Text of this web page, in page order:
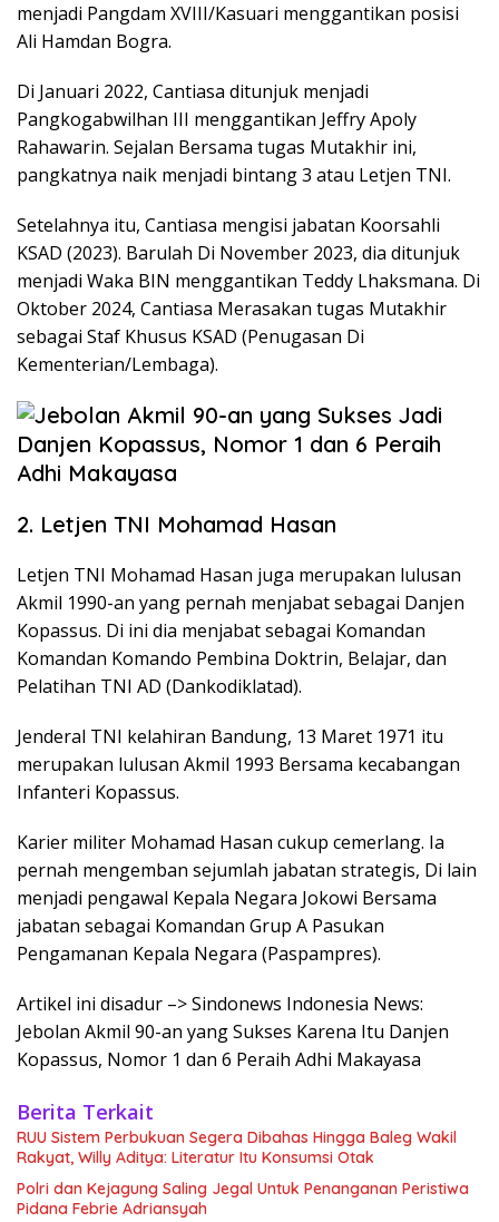
menjadi Pangdam XVIII/Kasuari menggantikan posisi
Ali Hamdan Bogra.
Di Januari 2022, Cantiasa ditunjuk menjadi
Pangkogabwilhan III menggantikan Jeffry Apoly
Rahawarin. Sejalan Bersama tugas Mutakhir ini,
pangkatnya naik menjadi bintang 3 atau Letjen TNI.
Setelahnya itu, Cantiasa mengisi jabatan Koorsahli
KSAD (2023). Barulah Di November 2023, dia ditunjuk
menjadi Waka BIN menggantikan Teddy Lhaksmana. Di
Oktober 2024, Cantiasa Merasakan tugas Mutakhir
sebagai Staf Khusus KSAD (Penugasan Di
Kementerian/Lembaga).
2. Letjen TNI Mohamad Hasan
Letjen TNI Mohamad Hasan juga merupakan lulusan
Akmil 1990-an yang pernah menjabat sebagai Danjen
Kopassus. Di ini dia menjabat sebagai Komandan
Komandan Komando Pembina Doktrin, Belajar, dan
Pelatihan TNI AD (Dankodiklatad).
Jenderal TNI kelahiran Bandung, 13 Maret 1971 itu
merupakan lulusan Akmil 1993 Bersama kecabangan
Infanteri Kopassus.
Karier militer Mohamad Hasan cukup cemerlang. Ia
pernah mengemban sejumlah jabatan strategis, Di lain
menjadi pengawal Kepala Negara Jokowi Bersama
jabatan sebagai Komandan Grup A Pasukan
Pengamanan Kepala Negara (Paspampres).
Artikel ini disadur –> Sindonews Indonesia News:
Jebolan Akmil 90-an yang Sukses Karena Itu Danjen
Kopassus, Nomor 1 dan 6 Peraih Adhi Makayasa
Berita Terkait
RUU Sistem Perbukuan Segera Dibahas Hingga Baleg Wakil
Rakyat, Willy Aditya: Literatur Itu Konsumsi Otak
Polri dan Kejagung Saling Jegal Untuk Penanganan Peristiwa
Pidana Febrie Adriansyah